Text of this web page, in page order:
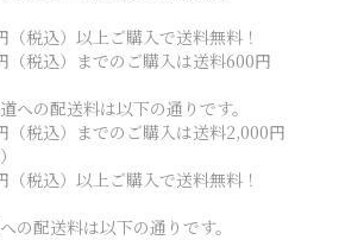
（税込）以上ご購入で送料無料！
（税込）までのご購入は送料600円
への配送料は以下の通りです。
（税込）までのご購入は送料2,000円
（税込）以上ご購入で送料無料！
の配送料は以下の通りです。